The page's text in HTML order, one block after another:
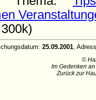
25.09.2001,
©
Im Gedenken
Zurück zur